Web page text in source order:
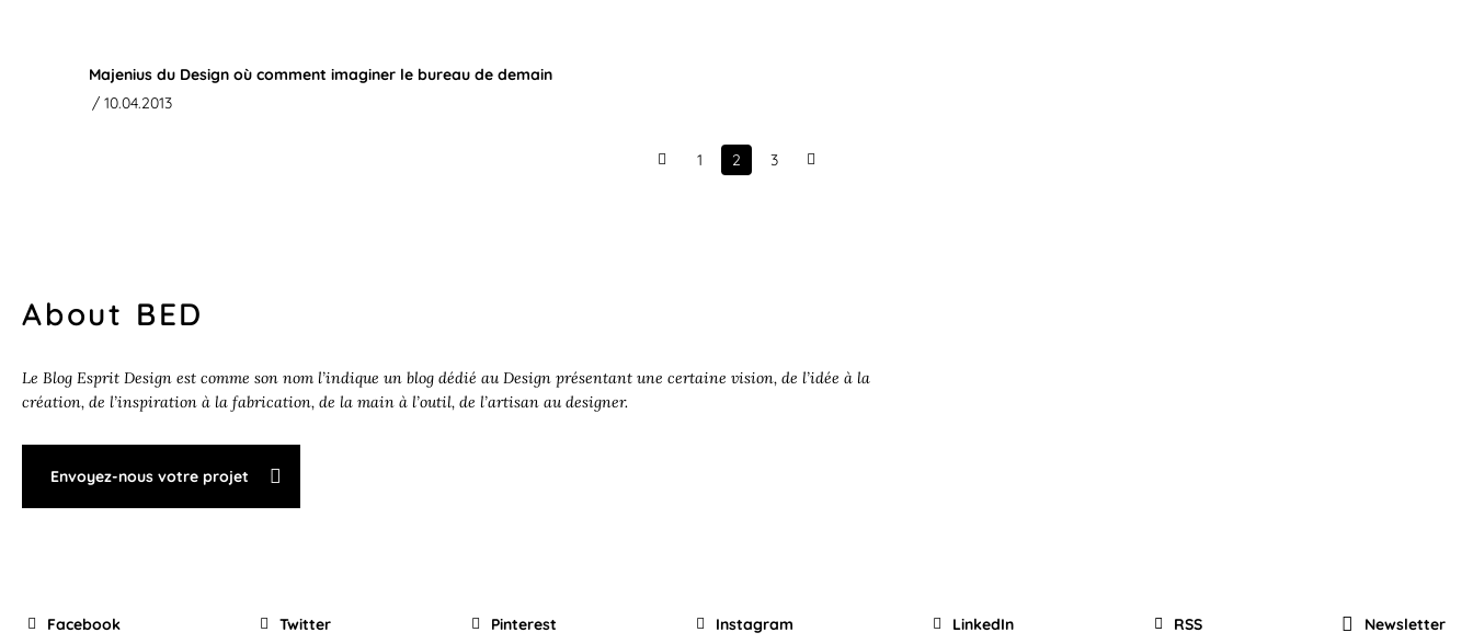
Majenius du Design où comment imaginer le bureau de demain
/ 10.04.2013
Prev 1 2 3 Next
About BED
Le Blog Esprit Design est comme son nom l’indique un blog dédié au Design présentant une certaine vision, de l’idée à la
création, de l’inspiration à la fabrication, de la main à l’outil, de l’artisan au designer.
Envoyez-nous votre projet
Facebook Twitter Pinterest Instagram LinkedIn RSS Newsletter